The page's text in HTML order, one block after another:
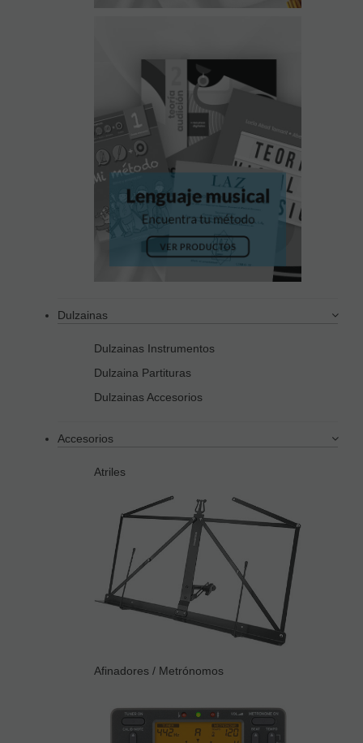
Dulzainas
Dulzainas Instrumentos
Dulzaina Partituras
Dulzainas Accesorios
Accesorios
Atriles
Afinadores / Metrónomos